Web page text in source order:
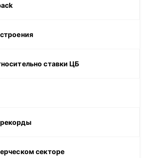
ставки ЦБ
секторе